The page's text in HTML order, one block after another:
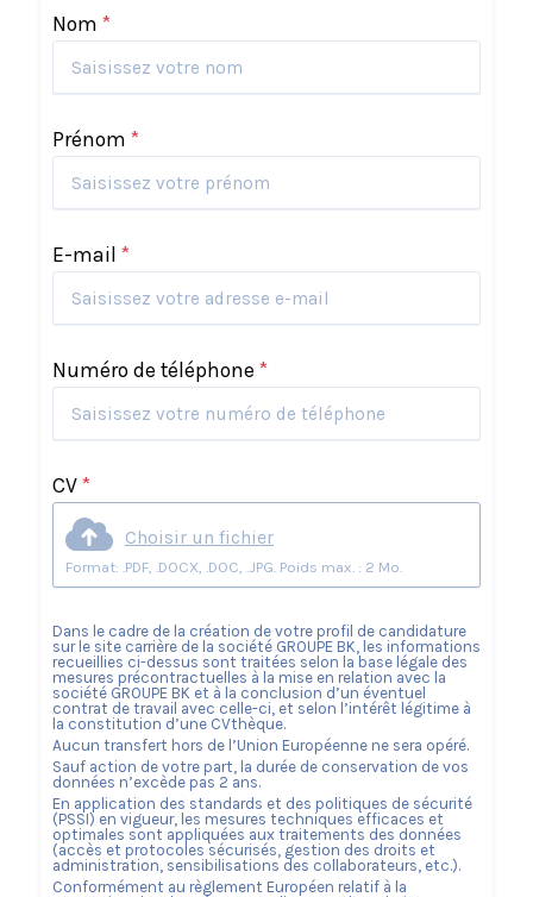
Nom *
Prénom *
E-mail *
Numéro de téléphone *
CV *
Choisir un fichier
Format: .PDF, .DOCX, .DOC, .JPG. Poids max. : 2 Mo.
Dans le cadre de la création de votre profil de candidature
sur le site carrière de la société GROUPE BK, les informations
recueillies ci-dessus sont traitées selon la base légale des
mesures précontractuelles à la mise en relation avec la
société GROUPE BKet à la conclusion d’un éventuel
contrat de travail avec celle-ci, et selon l’intérêt légitime à
la constitution d’une CVthèque.
Aucun transfert hors de l’Union Européenne ne sera opéré.
Sauf action de votre part, la durée de conservation de vos
données n’excède pas 2 ans.
En application des standards et des politiques de sécurité
(PSSI) en vigueur, les mesures techniques efficaces et
optimales sont appliquées aux traitements des données
(accès et protocoles sécurisés, gestion des droits et
administration, sensibilisations des collaborateurs, etc.).
Conformément au règlement Européen relatif à la